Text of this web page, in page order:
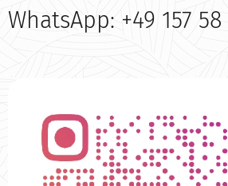
WhatsApp: +49 157